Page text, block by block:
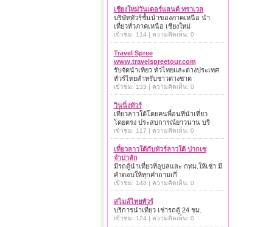
เชียงใหม่วันเดอร์แลนด์ ทราเวล
บริษัททัวร์ชั้นนำของภาคเหนือ นำ
เที่ยวทั่วภาคเหนือ เชียงใหม่
เข้าชม: 114 | ความคิดเห็น: 0
Travel Spree
www.travelspreetour.com
รับจัดนำเที่ยว ทั่วไทยและต่างประเทศ
ทัวร์ไทยสำหรับชาวต่างชาต
เข้าชม: 133 | ความคิดเห็น: 0
วินนิ่งทัวร์
เที่ยวลาวใต้โดยคนพื้อนที่นำเที่ยว
โดยตรง ประสบการณ์ยาวนาน บริ
เข้าชม: 117 | ความคิดเห็น: 0
เที่ยวลาวใต้กับทัวร์ลาวใต้ ปากเซ
จำปาสัก
มีรถตู้นำเที่ยวที่อุบลและ กทม.ให้เช่า มี
คำตอบให้ทุกคำถามเกี่
เข้าชม: 148 | ความคิดเห็น: 0
สไมล์ไทยทัวร์
บริการนำเที่ยว เช่ารถตู้ 24 ชม.
เข้าชม: 124 | ความคิดเห็น: 0